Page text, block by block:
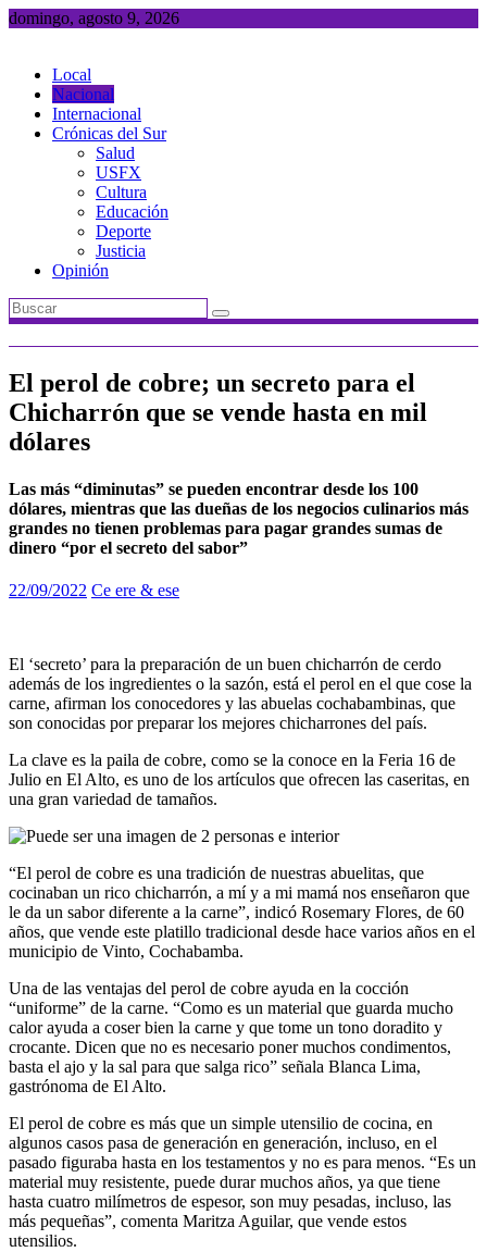
Saltar
domingo, agosto 9, 2026
Local
Nacional
Internacional
Crónicas del Sur
Salud
USFX
Cultura
Educación
Deporte
Justicia
Opinión
El perol de cobre; un secreto para el
Chicharrón que se vende hasta en mil
dólares
Las más “diminutas” se pueden encontrar desde los 100
dólares, mientras que las dueñas de los negocios culinarios más
grandes no tienen problemas para pagar grandes sumas de
dinero “por el secreto del sabor”
22/09/2022 Ce ere & ese
El ‘secreto’ para la preparación de un buen chicharrón de cerdo
además de los ingredientes o la sazón, está el perol en el que cose la
carne, afirman los conocedores y las abuelas cochabambinas, que
son conocidas por preparar los mejores chicharrones del país.
La clave es la paila de cobre, como se la conoce en la Feria 16 de
Julio en El Alto, es uno de los artículos que ofrecen las caseritas, en
una gran variedad de tamaños.
“El perol de cobre es una tradición de nuestras abuelitas, que
cocinaban un rico chicharrón, a mí y a mi mamá nos enseñaron que
le da un sabor diferente a la carne”, indicó Rosemary Flores, de 60
años, que vende este platillo tradicional desde hace varios años en el
municipio de Vinto, Cochabamba.
Una de las ventajas del perol de cobre ayuda en la cocción
“uniforme” de la carne. “Como es un material que guarda mucho
calor ayuda a coser bien la carne y que tome un tono doradito y
crocante. Dicen que no es necesario poner muchos condimentos,
basta el ajo y la sal para que salga rico” señala Blanca Lima,
gastrónoma de El Alto.
El perol de cobre es más que un simple utensilio de cocina, en
algunos casos pasa de generación en generación, incluso, en el
pasado figuraba hasta en los testamentos y no es para menos. “Es un
material muy resistente, puede durar muchos años, ya que tiene
hasta cuatro milímetros de espesor, son muy pesadas, incluso, las
más pequeñas”, comenta Maritza Aguilar, que vende estos
utensilios.